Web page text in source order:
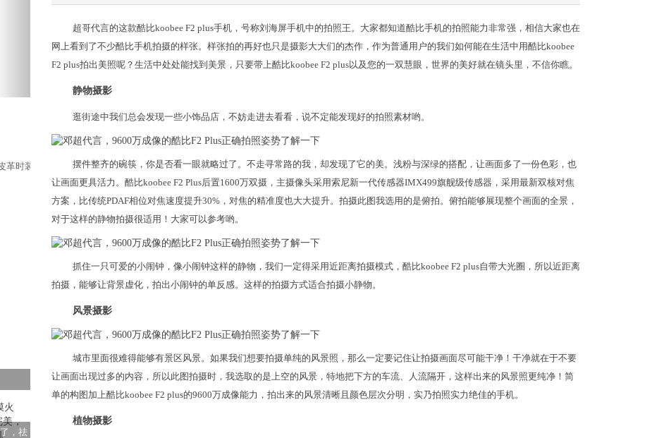
革时装有限公司的小展厅，一眼就看到了2020...
，祛
超哥代言的这款酷比koobee F2 plus手机，号称刘海屏手机中的拍照王。大家都知道酷比手机的拍照能力非常强，相信大家也在
网上看到了不少酷比手机拍摄的样张。样张拍的再好也只是摄影大大们的杰作，作为普通用户的我们如何能在生活中用酷比koobee
F2 plus拍出美照呢？生活中处处能找到美景，只要带上酷比koobee F2 plus以及您的一双慧眼，世界的美好就在镜头里，不信你瞧。
静物摄影
逛街途中我们总会发现一些小饰品店，不妨走进去看看，说不定能发现好的拍照素材哟。
摆件整齐的碗筷，你是否看一眼就略过了。不走寻常路的我，却发现了它的美。浅粉与深绿的搭配，让画面多了一份色彩，也
让画面更具活力。酷比koobee F2 Plus后置1600万双摄，主摄像头采用索尼新一代传感器IMX499旗舰级传感器，采用最新双核对焦
方案，比传统PDAF相位对焦速度提升30%，对焦的精准度也大大提升。拍摄此图我选用的是俯拍。俯拍能够展现整个画面的全景，
对于这样的静物拍摄很适用！大家可以参考哟。
抓住一只可爱的小闹钟，像小闹钟这样的静物，我们一定得采用近距离拍摄模式，酷比koobee F2 plus自带大光圈，所以近距离
拍摄，能够让背景虚化，拍出小闹钟的单反感。这样的拍摄方式适合拍摄小静物。
风景摄影
城市里面很难得能够有景区风景。如果我们想要拍摄单纯的风景照，那么一定要记住让拍摄画面尽可能干净！干净就在于不要
让画面出现过多的内容，所以此图拍摄时，我选取的是上空的风景，特地把下方的车流、人流隔开，这样出来的风景照更纯净！简
单的构图加上酷比koobee F2 plus的9600万成像能力，拍出来的风景清晰且颜色层次分明，实乃拍照实力绝佳的手机。
植物摄影